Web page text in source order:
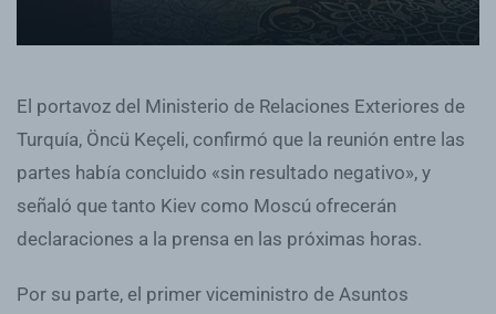
El portavoz del Ministerio de Relaciones Exteriores de
Turquía, Öncü Keçeli, confirmó que la reunión entre las
partes había concluido «sin resultado negativo», y
señaló que tanto Kiev como Moscú ofrecerán
declaraciones a la prensa en las próximas horas.
Por su parte, el primer viceministro de Asuntos